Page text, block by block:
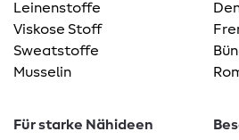
Leinenstoffe
Viskose Stoff
Sweatstoffe
Musselin
Für starke Nähideen